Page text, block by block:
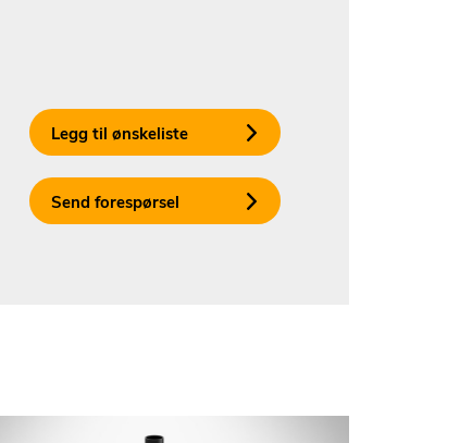
Legg til ønskeliste
Send forespørsel